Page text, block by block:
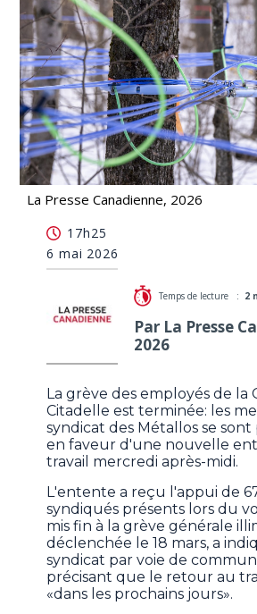
La Presse Canadienne, 2026
approuvent l'entente de principe
17h25
6 mai 2026
Temps de lecture : 2
Par La Presse
2026
La grève des employés de la
Citadelle est terminée: les
syndicat des Métallos se
en faveur d'une nouvelle
travail mercredi après-midi.
L'entente a reçu l'appui de
syndiqués présents lors du
mis fin à la grève générale
déclenchée le 18 mars, a
syndicat par voie de
précisant que le retour au
«dans les prochains jours».